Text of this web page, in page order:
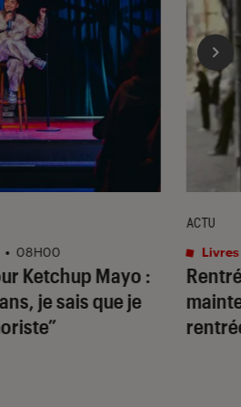
Ketchup Mayo :
je sais que je
• 08H00
ACTU
Livres